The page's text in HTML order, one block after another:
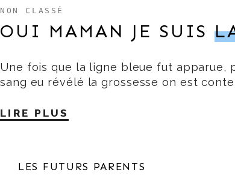
NON CLASSÉ
OUI MAMAN JE SUIS
Une fois que la ligne bleue fut apparue,
sang eu révélé la grossesse on est
LIRE PLUS
LES FUTURS PARENTS